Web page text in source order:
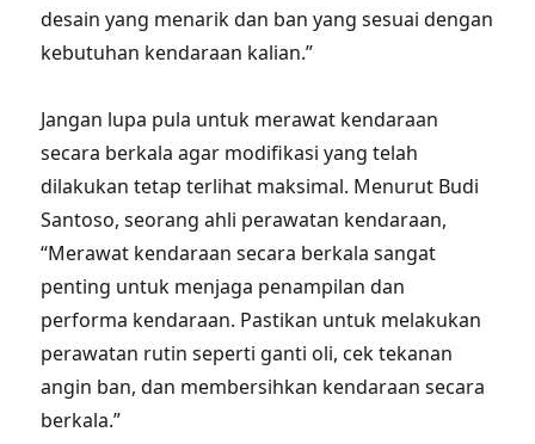
desain yang menarik dan ban yang sesuai dengan
kebutuhan kendaraan kalian.”
Jangan lupa pula untuk merawat kendaraan
secara berkala agar modifikasi yang telah
dilakukan tetap terlihat maksimal. Menurut Budi
Santoso, seorang ahli perawatan kendaraan,
“Merawat kendaraan secara berkala sangat
penting untuk menjaga penampilan dan
performa kendaraan. Pastikan untuk melakukan
perawatan rutin seperti ganti oli, cek tekanan
angin ban, dan membersihkan kendaraan secara
berkala.”